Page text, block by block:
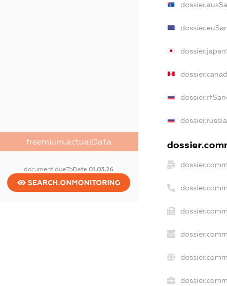
freemium.actualData
document.dueToDate01.03.26
SEARCH.ONMONITORING